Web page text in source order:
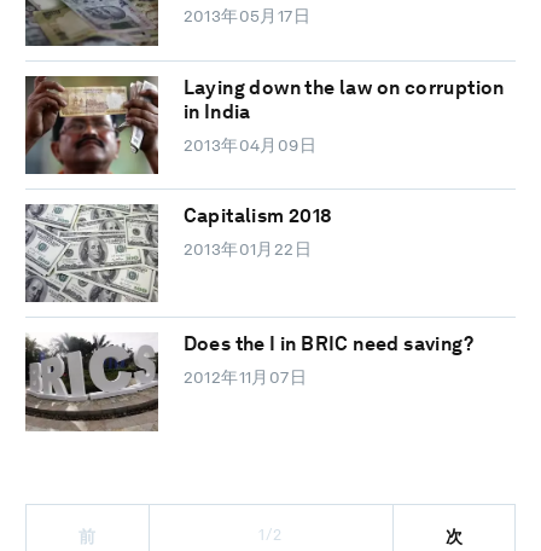
2013年05月17日
Laying down the law on corruption
in India
2013年04月09日
Capitalism 2018
2013年01月22日
Does the I in BRIC need saving?
2012年11月07日
前 1/2 次